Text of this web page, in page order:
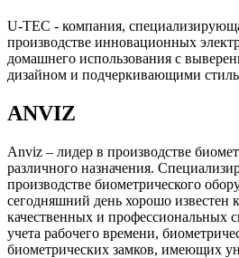
U-TEC - компания,
производстве инновационных
домашнего использования с
дизайном и подчеркивающими
ANVIZ
Anviz – лидер в производстве
различного назначения.
производстве биометрического
сегодняшний день хорошо известен
качественных и профессиональных
учета рабочего времени,
биометрических замков, имеющих